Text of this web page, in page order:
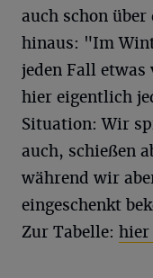
auch schon über
hinaus: "Im
jeden Fall
hier eigentlich
Situation: Wir
auch, schießen
während wir
eingeschenkt
Zur Tabelle: hier